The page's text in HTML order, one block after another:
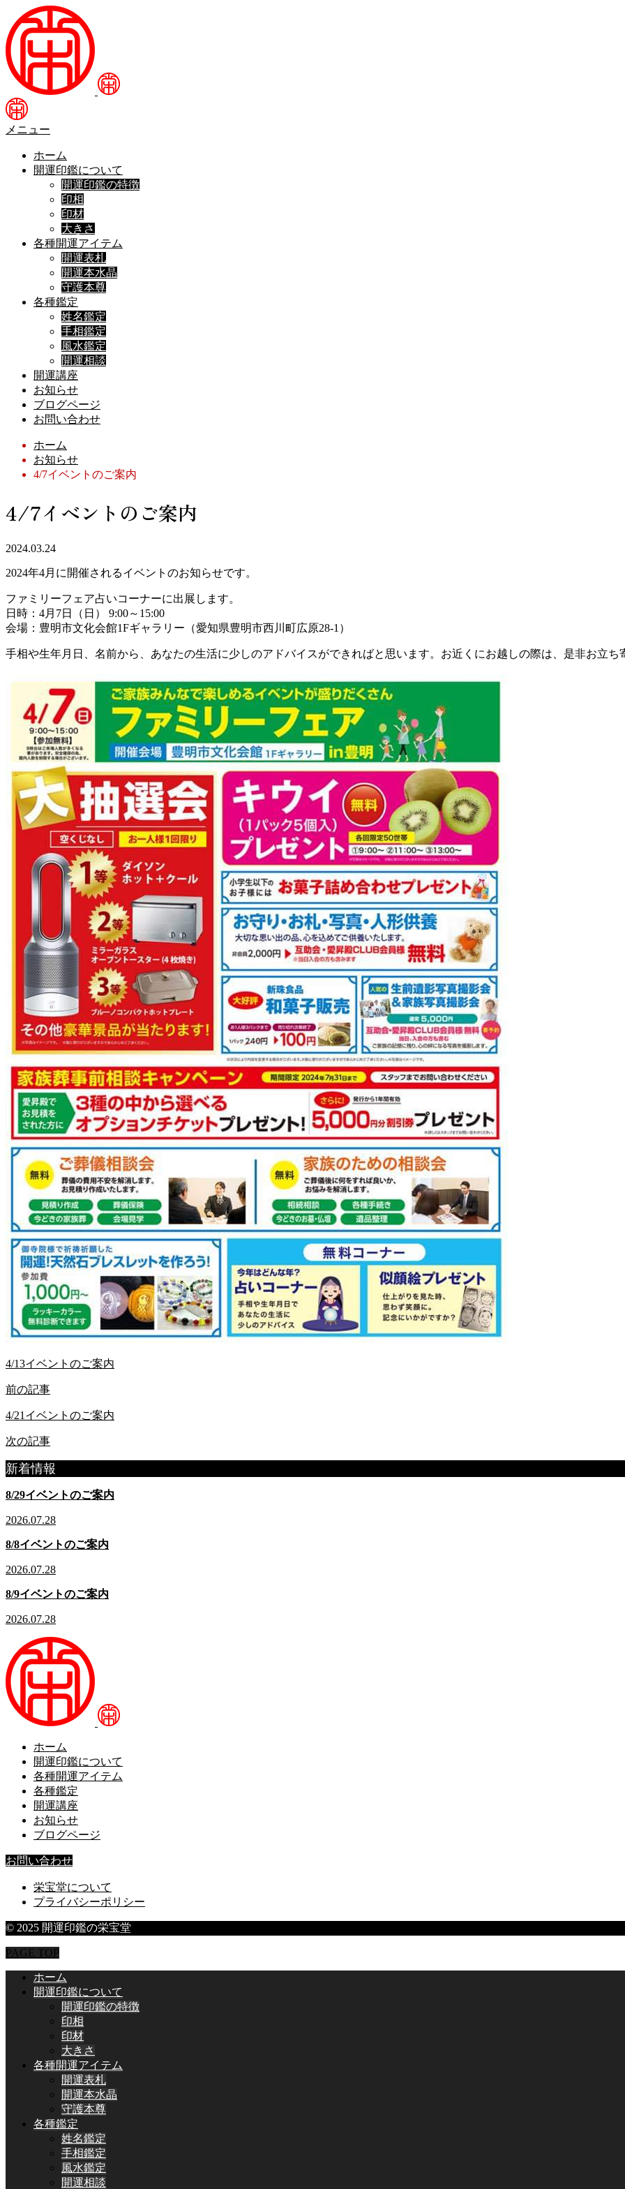
メニュー
ホーム
開運印鑑について
開運印鑑の特徴
印相
印材
大きさ
各種開運アイテム
開運表札
開運本水晶
守護本尊
各種鑑定
姓名鑑定
手相鑑定
風水鑑定
開運相談
開運講座
お知らせ
ブログページ
お問い合わせ
ホーム
お知らせ
4/7イベントのご案内
4/7イベントのご案内
2024.03.24
2024年4月に開催されるイベントのお知らせです。
ファミリーフェア占いコーナーに出展します。
日時：4月7日（日） 9:00～15:00
会場：豊明市文化会館1Fギャラリー（愛知県豊明市西川町広原28-1）
手相や生年月日、名前から、あなたの生活に少しのアドバイスができればと思います。お近くにお越しの際は、是非お立ち
4/13イベントのご案内
前の記事
4/21イベントのご案内
次の記事
新着情報
8/29イベントのご案内
2026.07.28
8/8イベントのご案内
2026.07.28
8/9イベントのご案内
2026.07.28
ホーム
開運印鑑について
各種開運アイテム
各種鑑定
開運講座
お知らせ
ブログページ
お問い合わせ
栄宝堂について
プライバシーポリシー
© 2025 開運印鑑の栄宝堂
PAGE TOP
ホーム
開運印鑑について
開運印鑑の特徴
印相
印材
大きさ
各種開運アイテム
開運表札
開運本水晶
守護本尊
各種鑑定
姓名鑑定
手相鑑定
風水鑑定
開運相談